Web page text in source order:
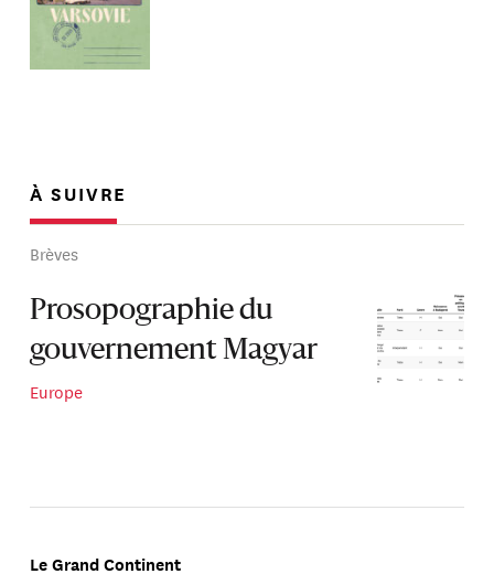
À SUIVRE
Brèves
Prosopographie du
gouvernement Magyar
Europe
Le Grand Continent